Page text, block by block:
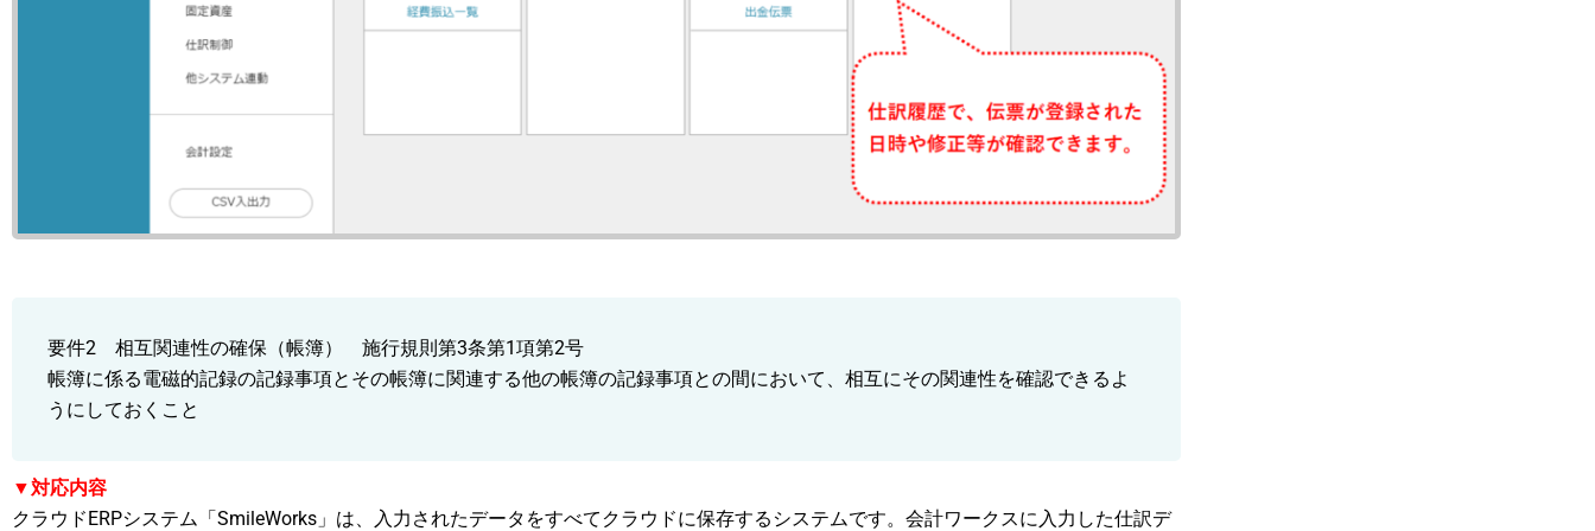
要件2 相互関連性の確保（帳簿） 施行規則第3条第1項第2号
帳簿に係る電磁的記録の記録事項とその帳簿に関連する他の帳簿の記録事項との間において、相互にその関連性を確認できるよ
うにしておくこと
▼対応内容
クラウドERPシステム「SmileWorks」は、入力されたデータをすべてクラウドに保存するシステムです。会計ワークスに入力した仕訳デ